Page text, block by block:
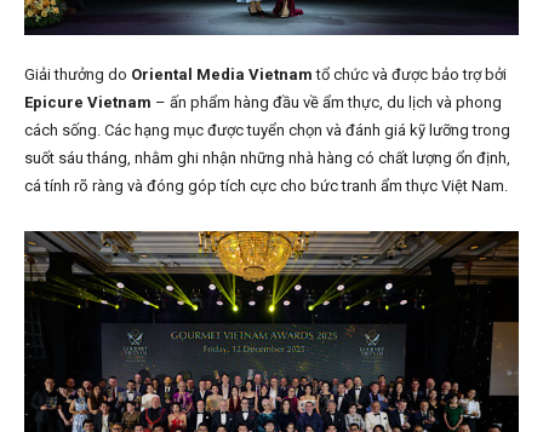
Giải thưởng do Oriental Media Vietnam tổ chức và được bảo trợ bởi
Epicure Vietnam – ấn phẩm hàng đầu về ẩm thực, du lịch và phong
cách sống. Các hạng mục được tuyển chọn và đánh giá kỹ lưỡng trong
suốt sáu tháng, nhằm ghi nhận những nhà hàng có chất lượng ổn định,
cá tính rõ ràng và đóng góp tích cực cho bức tranh ẩm thực Việt Nam.